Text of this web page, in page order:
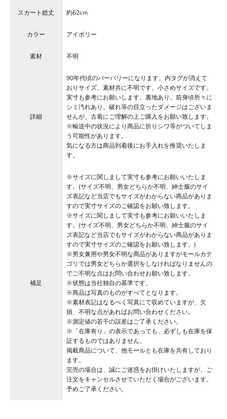
スカート総丈 約62cm
カラー アイボリー
素材 不明
詳細
90年代頃のバーバリーになります。内タグが消えて
おりサイズ、素材共に不明です。小さめサイズです。
実寸も参考にお願いします。裏地あり。前身頃所々に
シミ汚れあり。破れ等の目立ったダメージはございま
せんが、古着にご理解の上ご購入をお願い致します。
※輸送中の状況により商品に折りシワ等がついてしま
う可能性があります。
気になる方は商品到着後にお手入れを推奨いたしま
す。
補足
※サイズに関しまして実寸も参考にお願いいたしま
す。(サイズ不明、男女どちらか不明、紳士服のサイ
ズ表記など当店でもサイズがわからない商品がありま
すので実寸サイズのご確認をお願い致します。
※サイズに関しまして実寸も参考にお願いいたしま
す。(サイズ不明、男女どちらか不明、紳士服のサイ
ズ表記など当店でもサイズがわからない商品がありま
すので実寸サイズのご確認をお願い致します。)
※男女兼用や男女不明な商品がありますがモールカテ
ゴリでは男女どちらか選択をしなければなりませんの
でご不明な点はお問い合わせお願い致します。
※状態は当社独自の基準です。
※商品は写真のものがすべてとなります。
※素材表記はなるべく写真にて収めていますが、欠
損、不明な点があればお問い合わせください。
※測定値の若干の誤差はご了承ください。
※「在庫有り」の表示であっても、必ずしも在庫を保
証するものではありません。
掲載商品について、他モールとも在庫を共有しており
ます。
完売の場合は、誠にご迷惑をお掛けいたしますが、ご
注文をキャンセルさせていただく場合がございます。
予めご了承ください。